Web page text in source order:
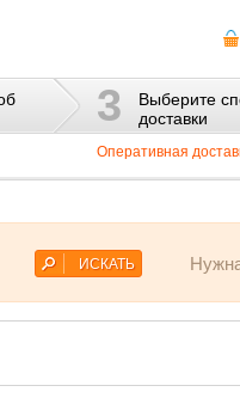
3
Выберите
доставки
Оперативная